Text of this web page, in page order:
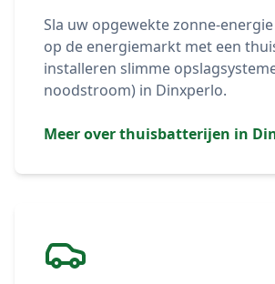
Sla uw opgewekte zonne-
op de energiemarkt met een
installeren slimme
noodstroom) in Dinxperlo.
Meer over thuisbatterijen in